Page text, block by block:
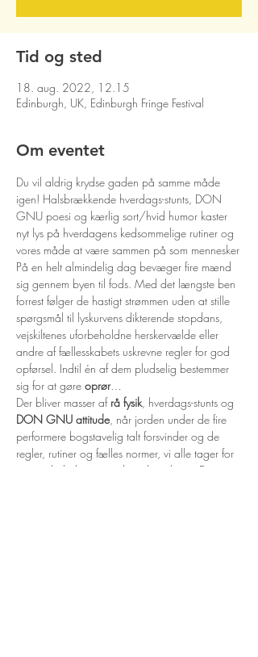
Tid og sted
18. aug. 2022, 12.15
Edinburgh, UK, Edinburgh Fringe Festival
Om eventet
Du vil aldrig krydse gaden på samme måde
igen! Halsbrækkende hverdags-stunts, DON
GNU poesi og kærlig sort/hvid humor kaster
nyt lys på hverdagens kedsommelige rutiner og
vores måde at være sammen på som mennesker
På en helt almindelig dag bevæger fire mænd
sig gennem byen til fods. Med det længste ben
forrest følger de hastigt strømmen uden at stille
spørgsmål til lyskurvens dikterende stopdans,
vejskiltenes uforbeholdne herskervælde eller
andre af fællesskabets uskrevne regler for god
opførsel. Indtil én af dem pludselig bestemmer
sig for at gøre oprør…
Der bliver masser af rå fysik, hverdags-stunts og
DON GNU attitude, når jorden under de fire
performere bogstavelig talt forsvinder og de
regler, rutiner og fælles normer, vi alle tager for
givet, pludselig mister deres betydning. Et